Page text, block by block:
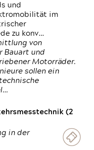
und
im
zu konv…
von
Bauart und
Motorräder.
sollen ein
(2
in der